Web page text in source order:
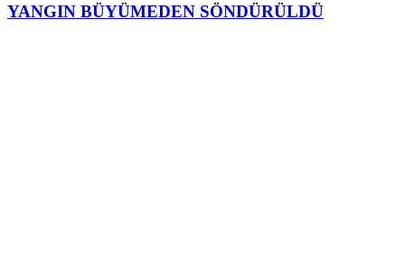
YANGIN BÜYÜMEDEN SÖNDÜRÜLDÜ